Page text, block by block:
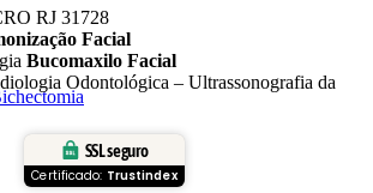
RJ 31728
Facial
Bucomaxilo Facial
Odontológica – Ultrassonografia da
SSL seguro
Certificado: Trustindex